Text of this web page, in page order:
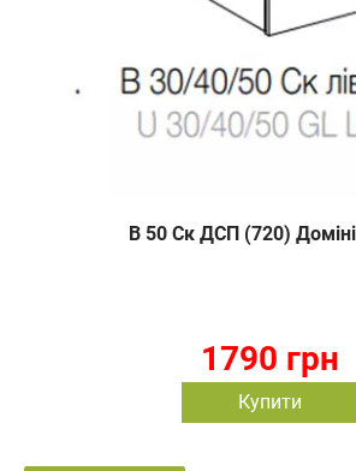
В 50 Ск ДСП (720)
1790 грн
Купити